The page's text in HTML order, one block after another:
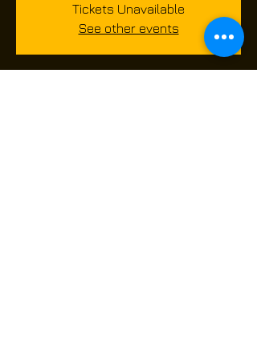
Tickets Unavailable
See other events